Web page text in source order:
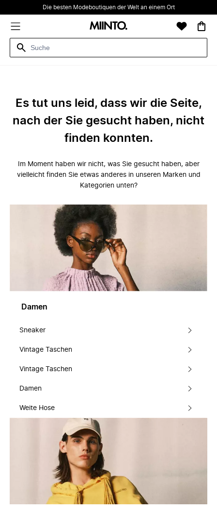
Die besten Modeboutiquen der Welt an einem Ort
Es tut uns leid, dass wir die Seite,
nach der Sie gesucht haben, nicht
finden konnten.
Im Moment haben wir nicht, was Sie gesucht haben, aber
vielleicht finden Sie etwas anderes in unseren Marken und
Kategorien unten?
Damen
Sneaker
Vintage Taschen
Vintage Taschen
Damen
Weite Hose